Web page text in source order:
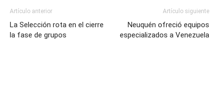
Artículo anterior
La Selección rota en el cierre
la fase de grupos
Artículo siguiente
Neuquén ofreció equipos
especializados a Venezuela